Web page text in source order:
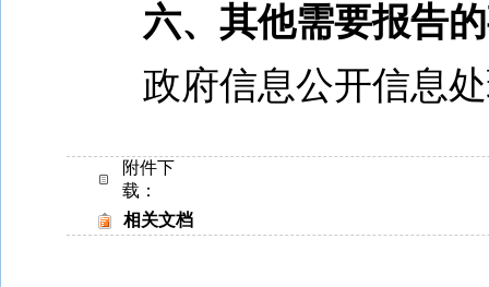
六、其他需要报告
政府信息公开信息
附件下
载：
相关文档